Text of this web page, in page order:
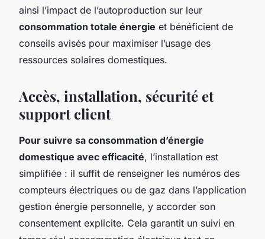
ainsi l’impact de l’autoproduction sur leur
consommation totale énergie et bénéficient de
conseils avisés pour maximiser l’usage des
ressources solaires domestiques.
Accès, installation, sécurité et
support client
Pour suivre sa consommation d’énergie
domestique avec efficacité, l’installation est
simplifiée : il suffit de renseigner les numéros des
compteurs électriques ou de gaz dans l’application
gestion énergie personnelle, y accorder son
consentement explicite. Cela garantit un suivi en